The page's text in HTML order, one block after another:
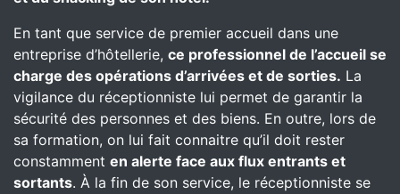
En tant que service de premier accueil dans une
entreprise d’hôtellerie, ce professionnel de l’accueil se
charge des opérations d’arrivées et de sorties. La
vigilance du réceptionniste lui permet de garantir la
sécurité des personnes et des biens. En outre, lors de
sa formation, on lui fait connaitre qu’il doit rester
constamment en alerte face aux flux entrants et
sortants. À la fin de son service, le réceptionniste se